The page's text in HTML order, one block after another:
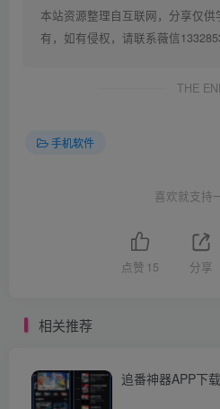
本站资源整理自互联网，分享仅
有，如有侵权，请联系薇信
THE
手机软件
喜欢就支持
点赞 15 分享
相关推荐
追番神器APP下载